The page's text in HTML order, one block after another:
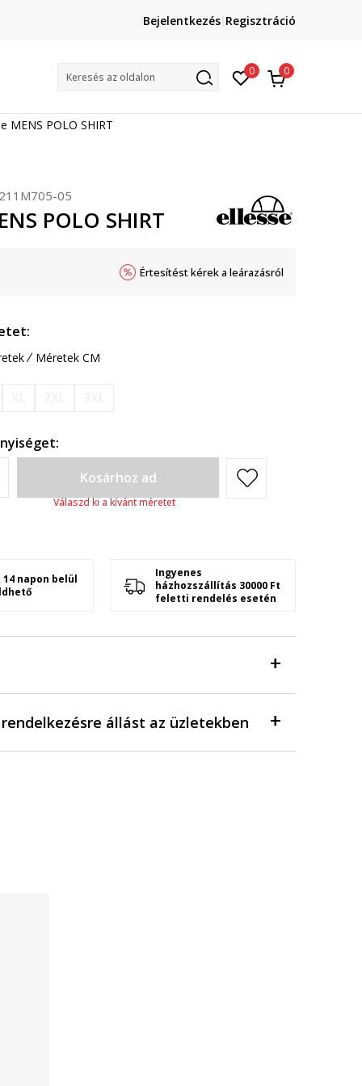
Lépj velünk kapcsolatba
online@sport-vision.huBejelentkezés Regisztráció
Keresés az oldalon 0 0
MENS POLO SHIRT
05
POLO SHIRT
Értesítést kérek a leárazásról
Méretek CM
Kosárhoz ad
Válaszd ki a kívánt méretet
napon belül
Ingyenes
házhozszállítás 30000 Ft
feletti rendelés esetén
állást az üzletekben